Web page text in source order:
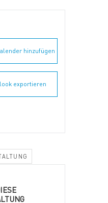
hinzufügen
exportieren